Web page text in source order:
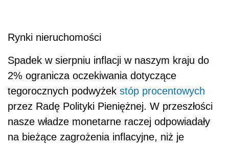
Rynki nieruchomości
Spadek w sierpniu inflacji w naszym kraju do
2% ogranicza oczekiwania dotyczące
tegorocznych podwyżek stóp procentowych
przez Radę Polityki Pieniężnej. W przeszłości
nasze władze monetarne raczej odpowiadały
na bieżące zagrożenia inflacyjne, niż je